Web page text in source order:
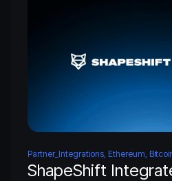
Partner_Integrations, Ethereum,
ShapeShift